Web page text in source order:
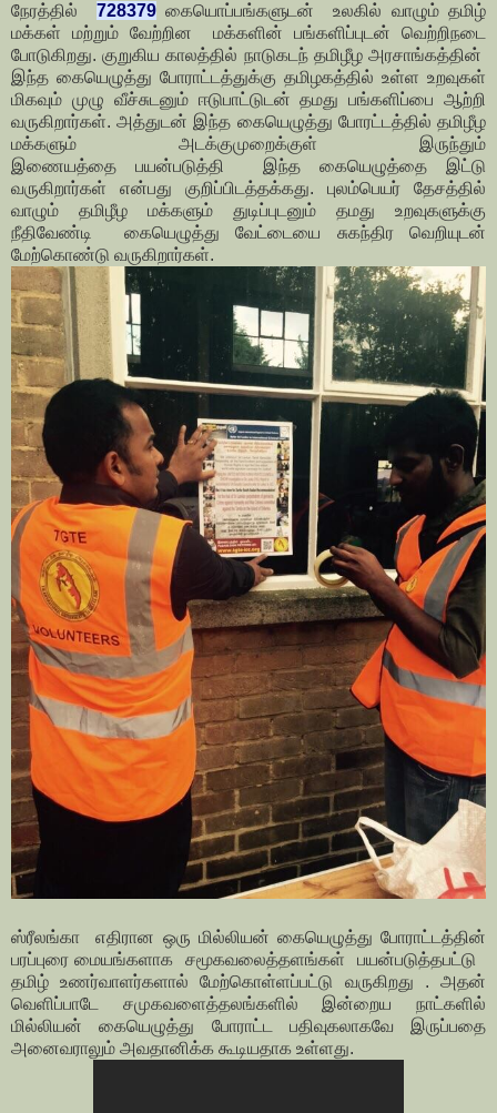
நேரத்தில் 728379கையொப்பங்களுடன் உலகில் வாழும் தமிழ்
மக்கள் மற்றும் வேற்றின மக்களின் பங்களிப்புடன் வெற்றிநடை
போடுகிறது. குறுகிய காலத்தில் நாடுகடந் தமிழீழ அரசாங்கத்தின்
இந்த கையெழுத்து போராட்டத்துக்கு தமிழகத்தில் உள்ள உறவுகள்
மிகவும் முழு வீச்சுடனும் ஈடுபாட்டுடன் தமது பங்களிப்பை ஆற்றி
வருகிறார்கள். அத்துடன் இந்த கையெழுத்து போரட்டத்தில் தமிழீழ
மக்களும் அடக்குமுறைக்குள் இருந்தும்
இணையத்தை பயன்படுத்தி இந்த கையெழுத்தை இட்டு
வருகிறார்கள் என்பது குறிப்பிடத்தக்கது. புலம்பெயர் தேசத்தில்
வாழும் தமிழீழ மக்களும் துடிப்புடனும் தமது உறவுகளுக்கு
நீதிவேண்டி கையெழுத்து வேட்டையை சுகந்திர வெறியுடன்
மேற்கொண்டு வருகிறார்கள்.
ஸ்ரீலங்கா எதிரான ஒரு மில்லியன் கையெழுத்து போராட்டத்தின்
பரப்புரை மையங்களாக சமூகவலைத்தளங்கள் பயன்படுத்தபட்டு
தமிழ் உணர்வாளர்களால் மேற்கொள்ளப்பட்டு வருகிறது . அதன்
வெளிப்பாடே சமுகவளைத்தலங்களில் இன்றைய நாட்களில்
மில்லியன் கையெழுத்து போராட்ட பதிவுகலாகவே இருப்பதை
அனைவராலும் அவதானிக்க கூடியதாக உள்ளது.